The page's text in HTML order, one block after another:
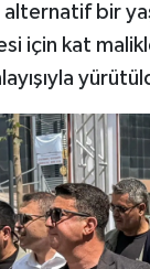
alternatif bir
için kat